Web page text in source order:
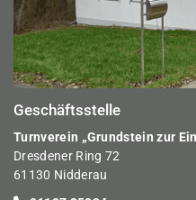
Geschäftsstelle
Turnverein „Grundstein zur
Dresdener Ring 72
61130 Nidderau